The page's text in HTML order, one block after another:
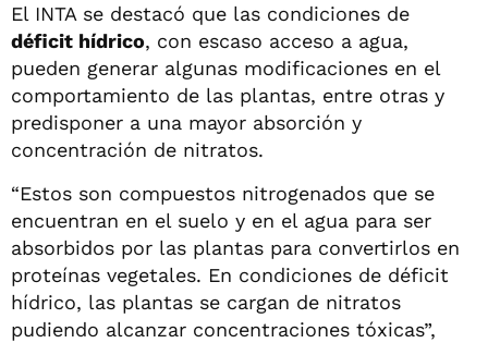
El INTA se destacó que las condiciones de
déficit hídrico, con escaso acceso a agua,
pueden generar algunas modificaciones en el
comportamiento de las plantas, entre otras y
predisponer a una mayor absorción y
concentración de nitratos.
“Estos son compuestos nitrogenados que se
encuentran en el suelo y en el agua para ser
absorbidos por las plantas para convertirlos en
proteínas vegetales. En condiciones de déficit
hídrico, las plantas se cargan de nitratos
pudiendo alcanzar concentraciones tóxicas”,